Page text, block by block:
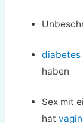
diabetes
haben
Sex mit
hat